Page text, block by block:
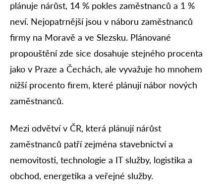
plánuje nárůst, 14 % pokles zaměstnanců a 1 %
neví. Nejopatrnější jsou v náboru zaměstnanců
firmy na Moravě a ve Slezsku. Plánované
propouštění zde sice dosahuje stejného procenta
jako v Praze a Čechách, ale vyvažuje ho mnohem
nižší procento firem, které plánují nábor nových
zaměstnanců.
Mezi odvětví v ČR, která plánují nárůst
zaměstnanců patří zejména stavebnictví a
nemovitosti, technologie a IT služby, logistika a
obchod, energetika a veřejné služby.